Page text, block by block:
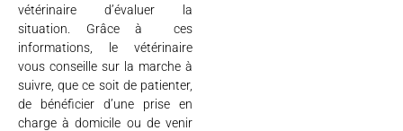
vétérinaire d’évaluer la
situation. Grâce à ces
informations, le vétérinaire
vous conseille sur la marche à
suivre, que ce soit de patienter,
de bénéficier d’une prise en
charge à domicile ou de venir